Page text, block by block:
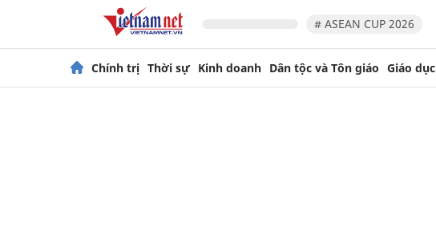
# ASEAN CUP 2026
Chính trị Thời sự Kinh doanh Dân tộc và Tôn giáo Giáo dục